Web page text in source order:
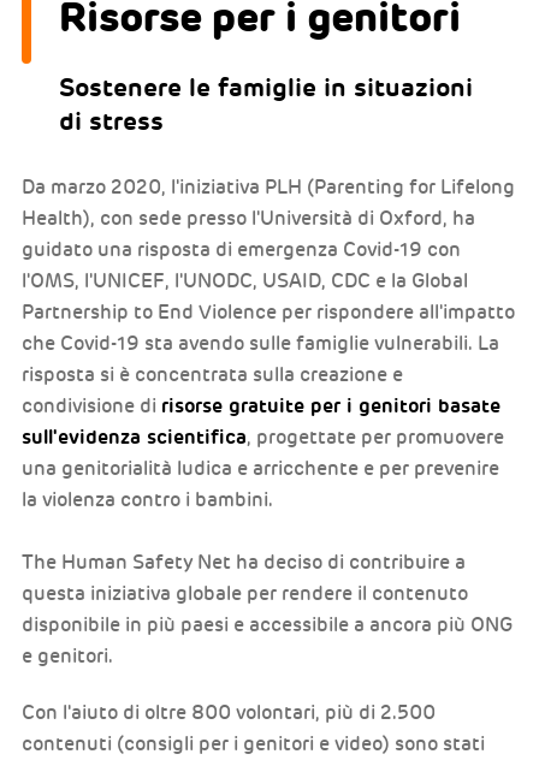
Risorse per i genitori
Sostenere le famiglie in situazioni
di stress
Da marzo 2020, l'iniziativa PLH (Parenting for Lifelong
Health), con sede presso l'Università di Oxford, ha
guidato una risposta di emergenza Covid-19 con
l'OMS, l'UNICEF, l'UNODC, USAID, CDC e la Global
Partnership to End Violence per rispondere all'impatto
che Covid-19 sta avendo sulle famiglie vulnerabili. La
risposta si è concentrata sulla creazione e
condivisione di risorse gratuite per i genitori basate
sull'evidenza scientifica, progettate per promuovere
una genitorialità ludica e arricchente e per prevenire
la violenza contro i bambini.
The Human Safety Net ha deciso di contribuire a
questa iniziativa globale per rendere il contenuto
disponibile in più paesi e accessibile a ancora più ONG
e genitori.
Con l'aiuto di oltre 800 volontari, più di 2.500
contenuti (consigli per i genitori e video) sono stati